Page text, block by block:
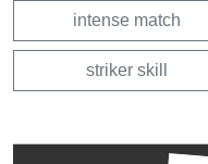
intense match
striker skill